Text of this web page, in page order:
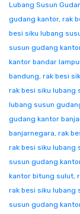
Lubang Susun
gudang kantor, rak
besi siku lubang
susun gudang
kantor bandar
bandung, rak besi
rak besi siku lubang
lubang susun
gudang kantor
banjarnegara, rak
rak besi siku lubang
susun gudang
kantor bitung sulut,
rak besi siku lubang
susun gudang